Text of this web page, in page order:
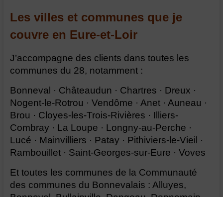
Les villes et communes que je
couvre en Eure-et-Loir
J’accompagne des clients dans toutes les
communes du 28, notamment :
Bonneval · Châteaudun · Chartres · Dreux ·
Nogent-le-Rotrou · Vendôme · Anet · Auneau ·
Brou · Cloyes-les-Trois-Rivières · Illiers-
Combray · La Loupe · Longny-au-Perche ·
Lucé · Mainvilliers · Patay · Pithiviers-le-Vieil ·
Rambouillet · Saint-Georges-sur-Eure · Voves
Et toutes les communes de la Communauté
des communes du Bonnevalais : Alluyes,